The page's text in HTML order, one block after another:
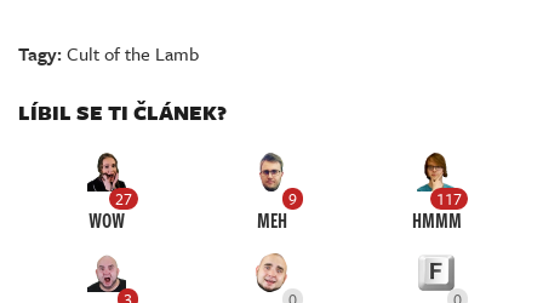
Tagy:Cult of the Lamb
LÍBIL SE TI ČLÁNEK?
27
WOW
9
MEH
117
HMMM